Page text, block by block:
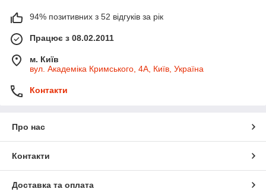
94% позитивних з 52 відгуків за рік
Працює з 08.02.2011
м. Київ
вул. Академіка Кримського, 4А, Київ, Україна
Контакти
Про нас
Контакти
Доставка та оплата